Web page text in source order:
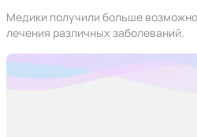
Медики получили больше
лечения различных заболеваний.